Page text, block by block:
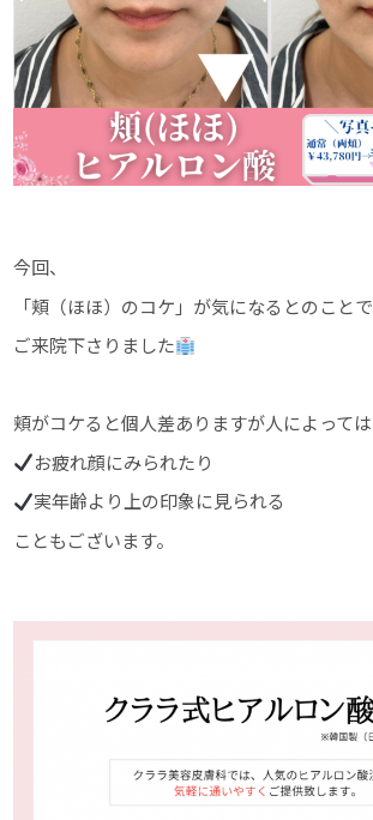
今回、
「頬（ほほ）のコケ」が気になるとのことで
ご来院下さりました
頬がコケると個人差ありますが人によっては
お疲れ顔にみられたり
実年齢より上の印象に見られる
こともございます。